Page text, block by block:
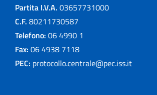
Partita I.V.A. 03657731000
C.F. 80211730587
Telefono: 06 4990 1
Fax: 06 4938 7118
PEC: protocollo.centrale@pec.iss.it